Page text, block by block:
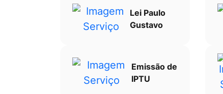
Lei Paulo
Gustavo
Emissão de
IPTU